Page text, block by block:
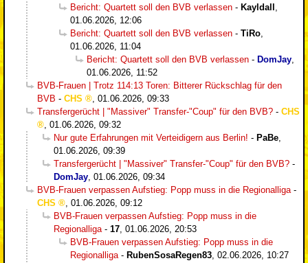
Bericht: Quartett soll den BVB verlassen - Kayldall
01.06.2026, 12:06
Bericht: Quartett soll den BVB verlassen - TiRo
01.06.2026, 11:04
Bericht: Quartett soll den BVB verlassen - DomJay
01.06.2026, 11:52
BVB-Frauen | Trotz 114:13 Toren: Bitterer Rückschlag für den
BVB - CHS
01.06.2026, 09:33
Transfergerücht | "Massiver" Transfer-"Coup" für den BVB? - CHS
01.06.2026, 09:32
Nur gute Erfahrungen mit Verteidigern aus Berlin! - PaBe
01.06.2026, 09:39
Transfergerücht | "Massiver" Transfer-"Coup" für den BVB? -
DomJay 01.06.2026, 09:34
BVB-Frauen verpassen Aufstieg: Popp muss in die Regionalliga -
CHS
01.06.2026, 09:12
BVB-Frauen verpassen Aufstieg: Popp muss in die
Regionalliga - 17 01.06.2026, 20:53
BVB-Frauen verpassen Aufstieg: Popp muss in die
Regionalliga - RubenSosaRegen83 02.06.2026, 10:27